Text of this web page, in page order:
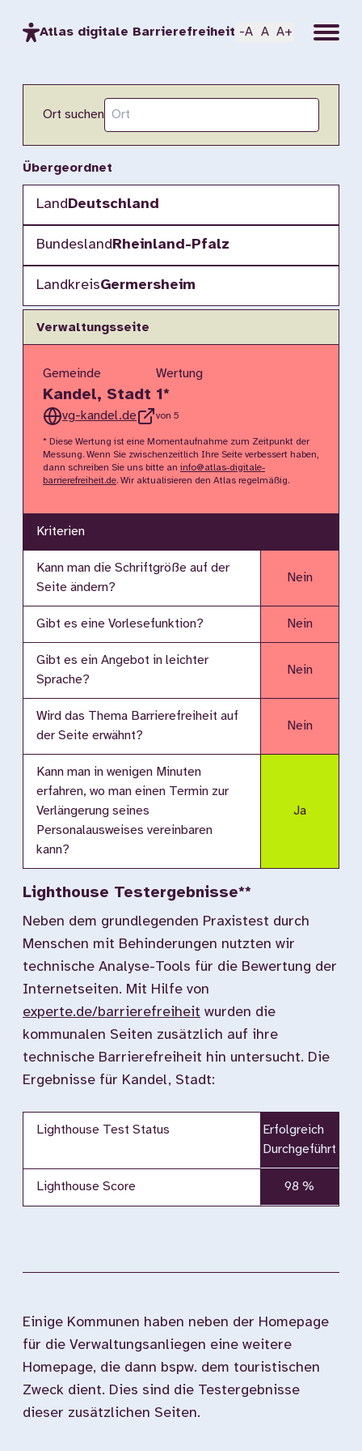
Atlas digitale Barrierefreiheit -A A A+ Menu
Ort suchen
Übergeordnet
LandDeutschland
BundeslandRheinland-Pfalz
LandkreisGermersheim
Verwaltungsseite
Gemeinde
Kandel, Stadt
vg-kandel.de
Wertung
1*
von 5
* Diese Wertung ist eine Momentaufnahme zum Zeitpunkt der
Messung. Wenn Sie zwischenzeitlich Ihre Seite verbessert haben,
dann schreiben Sie uns bitte an info@atlas-digitale-
barrierefreiheit.de. Wir aktualisieren den Atlas regelmäßig.
Kriterien
Kann man die Schriftgröße auf der
Seite ändern?
Nein
Gibt es eine Vorlesefunktion? Nein
Gibt es ein Angebot in leichter
Sprache?
Nein
Wird das Thema Barrierefreiheit auf
der Seite erwähnt?
Nein
Kann man in wenigen Minuten
erfahren, wo man einen Termin zur
Verlängerung seines
Personalausweises vereinbaren
kann?
Ja
Lighthouse Testergebnisse**
Neben dem grundlegenden Praxistest durch
Menschen mit Behinderungen nutzten wir
technische Analyse-Tools für die Bewertung der
Internetseiten. Mit Hilfe von
experte.de/barrierefreiheit wurden die
kommunalen Seiten zusätzlich auf ihre
technische Barrierefreiheit hin untersucht. Die
Ergebnisse für Kandel, Stadt:
Lighthouse Test Status
Erfolgreich
Durchgeführt
Lighthouse Score 98 %
Einige Kommunen haben neben der Homepage
für die Verwaltungsanliegen eine weitere
Homepage, die dann bspw. dem touristischen
Zweck dient. Dies sind die Testergebnisse
dieser zusätzlichen Seiten.